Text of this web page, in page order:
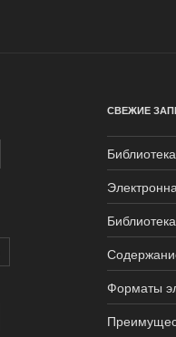
СВЕЖИЕ
Форматы